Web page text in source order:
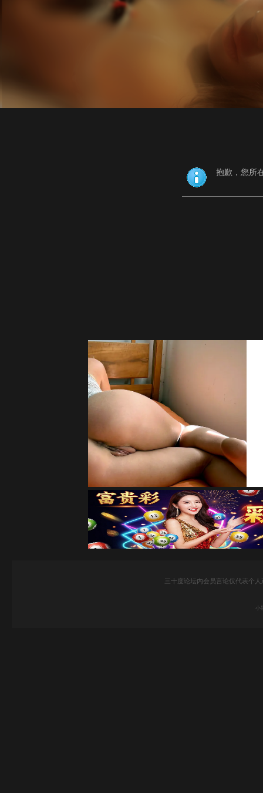
抱歉，您所
三十度论坛内会员言论仅代表个
小